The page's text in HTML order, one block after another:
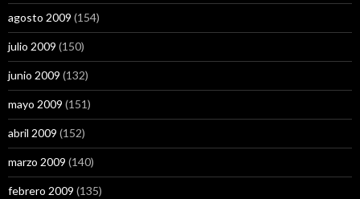
agosto 2009 (154)
julio 2009 (150)
junio 2009 (132)
mayo 2009 (151)
abril 2009 (152)
marzo 2009 (140)
febrero 2009 (135)